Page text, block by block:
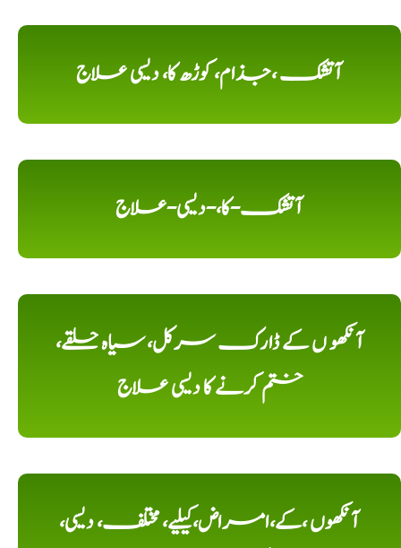
آتشک ،جذام، کوڑھ کا، دیسی علاج
آتشک-کا،-دیسی-علاج
آنکھو ں کے ڈارک سرکل، سیاہ حلقے،
ختم کرنے کا دیسی علاج
آنکھوں ،کے،امراض،کیلیے، مختلف، دیسی،